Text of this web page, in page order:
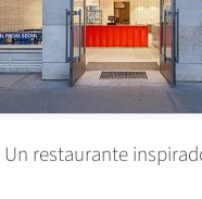
Un restaurante